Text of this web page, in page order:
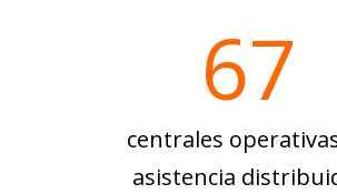
67
centrales
asistencia